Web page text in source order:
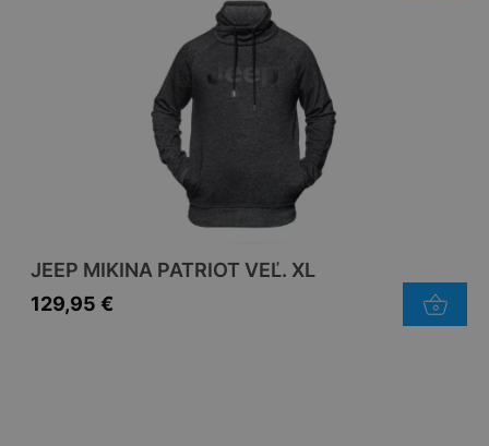
JEEP MIKINA PATRIOT VEĽ. XL
129,95 €